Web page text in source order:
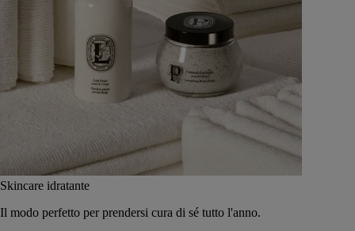
Skincare idratante
Il modo perfetto per prendersi cura di sé tutto l'anno.